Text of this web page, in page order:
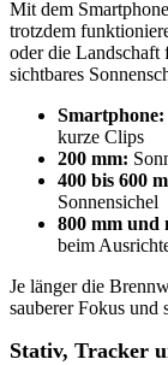
Mit dem
trotzdem
oder die Landschaft
sichtbares
Smartphone:
kurze Clips
200 mm:
400 bis 600
Sonnensichel
800 mm und
beim
Je länger die
sauberer Fokus und
Stativ, Tracker